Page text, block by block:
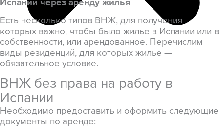
Есть несколько типов ВНЖ, для получения
которых важно, чтобы было жилье в Испании или в
собственности, или арендованное. Перечислим
виды резиденций, для которых жилье —
обязательное условие.
ВНЖ без права на работу в
Испании
Необходимо предоставить и оформить следующие
документы по аренде: